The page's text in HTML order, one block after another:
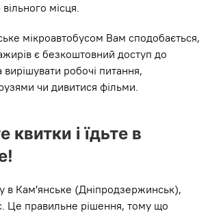
місця.
мікроавтобусом Вам сподобається,
є безкоштовний доступ до
робочі питання,
чи дивитися фільми.
квитки і їдьте в
в Кам'янське (Дніпродзержинськ),
Це правильне рішення, тому що